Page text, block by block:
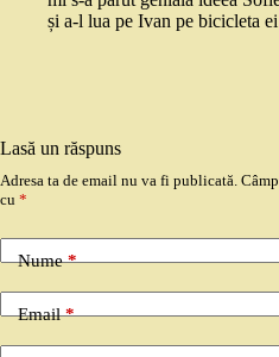
și a-l lua pe Ivan pe bicicleta
Lasă un răspuns
Adresa ta de email nu va fi publicată.
cu *
Nume*
Email*